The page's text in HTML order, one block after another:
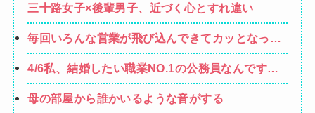
三十路女子×後輩男子、近づく心とすれ違い
毎回いろんな営業が飛び込んできてカッとなった
業者「うちで飼ってる犬の散歩でも行きやが
れ！」私「いいんですか！」→ すると・・・
4/6私、結婚したい職業NO.1の公務員なんですけ
ど、嫁が子供連れて家出した。全く理由は思いつ
かないけど強いてあげるとすれば母のせいかもし
母の部屋から誰かいるような音がする